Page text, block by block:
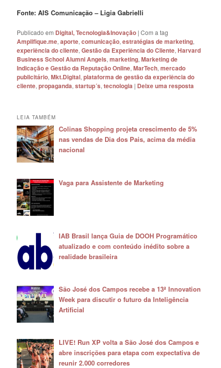
Fonte: AIS Comunicação – Ligia Gabrielli
Publicado em Digital, Tecnologia&Inovação |Com a tag
Amplifique.me,aporte,comunicação,estratégias de marketing,
experiência do cliente,Gestão da Experiência do Cliente,Harvard
Business School Alumni Angels,marketing,Marketing de
Indicação e Gestão da Reputação Online,MarTech,mercado
publicitário,Mkt.Digital,plataforma de gestão da experiência do
cliente,propaganda,startup´s,tecnologia | Deixe uma resposta
LEIA TAMBÉM
Colinas Shopping projeta crescimento de 5%
nas vendas de Dia dos Pais, acima da média
nacional
Vaga para Assistente de Marketing
IAB Brasil lança Guia de DOOH Programático
atualizado e com conteúdo inédito sobre a
realidade brasileira
São José dos Campos recebe a 13ª Innovation
Week para discutir o futuro da Inteligência
Artificial
LIVE! Run XP volta a São José dos Campos e
abre inscrições para etapa com expectativa de
reunir 2.000 corredores